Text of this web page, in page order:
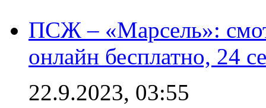
ПСЖ – «Марсель»:
онлайн бесплатно, 24
22.9.2023, 03:55